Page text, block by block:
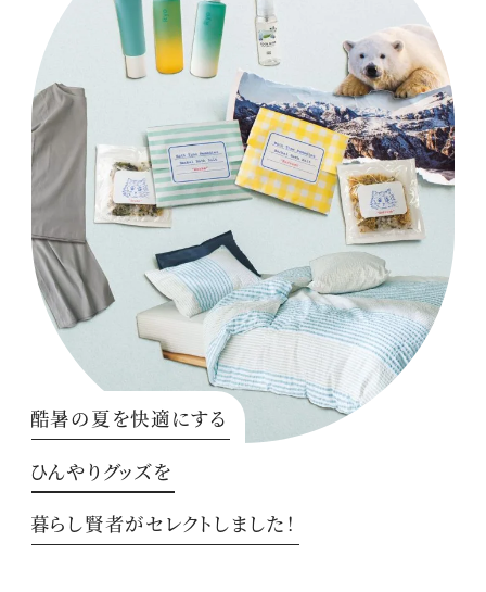
酷暑の夏を快適にする
ひんやりグッズを
暮らし賢者がセレクトしました！